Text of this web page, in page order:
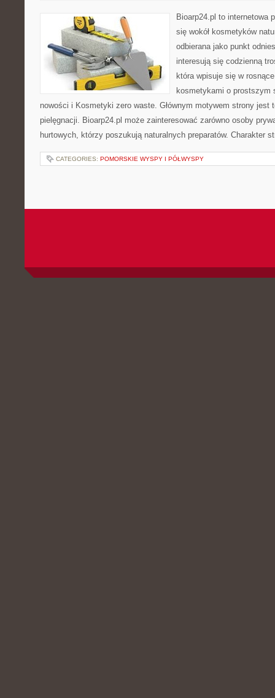
Bioarp24.pl to internetowa
się wokół kosmetyków
odbierana jako punkt
interesują się codzienną
która wpisuje się w
kosmetykami o prostszym
nowości i Kosmetyki zero waste. Głównym motywem strony jest
pielęgnacji. Bioarp24.pl może zainteresować zarówno osoby
hurtowych, którzy poszukują naturalnych preparatów. Charakter
CATEGORIES: POMORSKIE WYSPY I PÓŁWYSPY